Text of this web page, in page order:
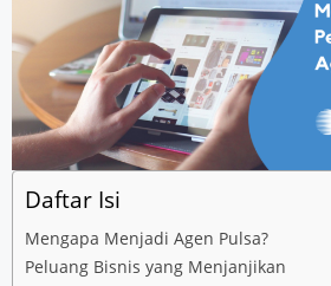
Daftar Isi
Mengapa Menjadi Agen Pulsa?
Peluang Bisnis yang Menjanjikan